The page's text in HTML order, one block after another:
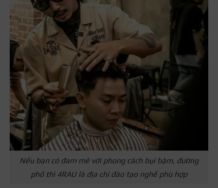
Nếu bạn có đam mê với phong cách bụi bặm, đường
phố thì 4RAU là địa chỉ đào tạo nghề phù hợp